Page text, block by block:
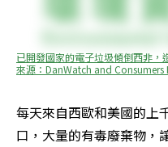
已開發國家的電子垃圾傾倒西非，
來源：DanWatch and
每天來自西歐和美國的上
口，大量的有毒廢棄物，